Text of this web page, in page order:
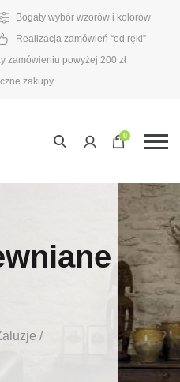
Bogaty wybór wzorów i kolorów
Realizacja zamówień “od ręki”
zamówieniu powyżej 200 zł
zakupy
0
/